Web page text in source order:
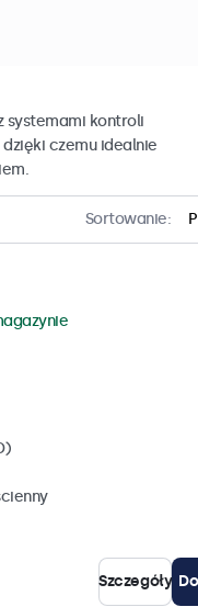
systemami kontroli
czemu idealnie
Sortowanie:
Szczegóły